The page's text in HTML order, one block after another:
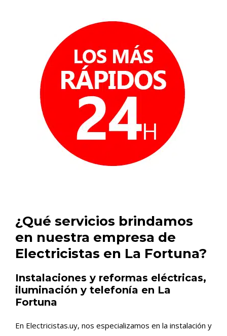
¿Qué servicios brindamos
en nuestra empresa de
Electricistas en La Fortuna?
Instalaciones y reformas eléctricas,
iluminación y telefonía en La
Fortuna
En Electricistas.uy, nos especializamos en la instalación y